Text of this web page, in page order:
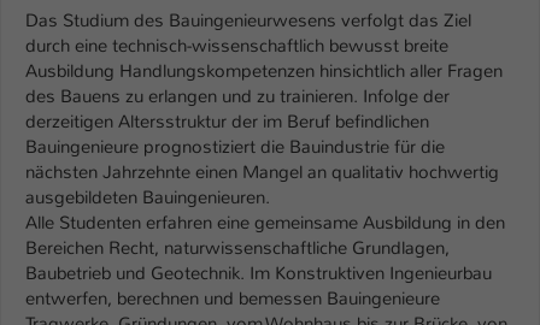
Das Studium des Bauingenieurwesens verfolgt das Ziel
durch eine technisch-wissenschaftlich bewusst breite
Ausbildung Handlungskompetenzen hinsichtlich aller Fragen
des Bauens zu erlangen und zu trainieren. Infolge der
derzeitigen Altersstruktur der im Beruf befindlichen
Bauingenieure prognostiziert die Bauindustrie für die
nächsten Jahrzehnte einen Mangel an qualitativ hochwertig
ausgebildeten Bauingenieuren.
Alle Studenten erfahren eine gemeinsame Ausbildung in den
Bereichen Recht, naturwissenschaftliche Grundlagen,
Baubetrieb und Geotechnik. Im Konstruktiven Ingenieurbau
entwerfen, berechnen und bemessen Bauingenieure